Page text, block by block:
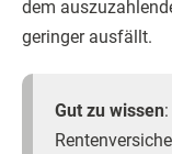
dem
geringer ausfällt.
Gut zu wissen